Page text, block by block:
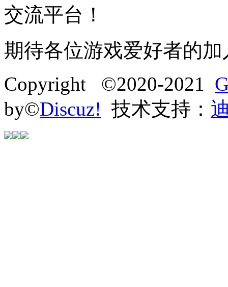
交流平台！
期待各位游戏爱好者的加
Copyright ©2020-2021
by©Discuz! 技术支持：